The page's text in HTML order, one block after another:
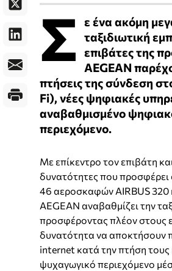
Σ ε ένα ακόμη
ταξιδιωτική
επιβάτες της
AEGEAN
πτήσεις της σύνδεση
Fi), νέες ψηφιακές
αναβαθμισμένο
περιεχόμενο.
Με επίκεντρο τον επιβάτη
δυνατότητες που προσφέρει
46 αεροσκαφών AIRBUS 320
AEGEAN αναβαθμίζει την
προσφέροντας πλέον στους
δυνατότητα να αποκτήσουν
internet κατά την πτήση
ψυχαγωγικό περιεχόμενο